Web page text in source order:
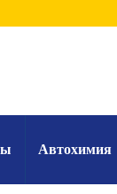
Автохимия